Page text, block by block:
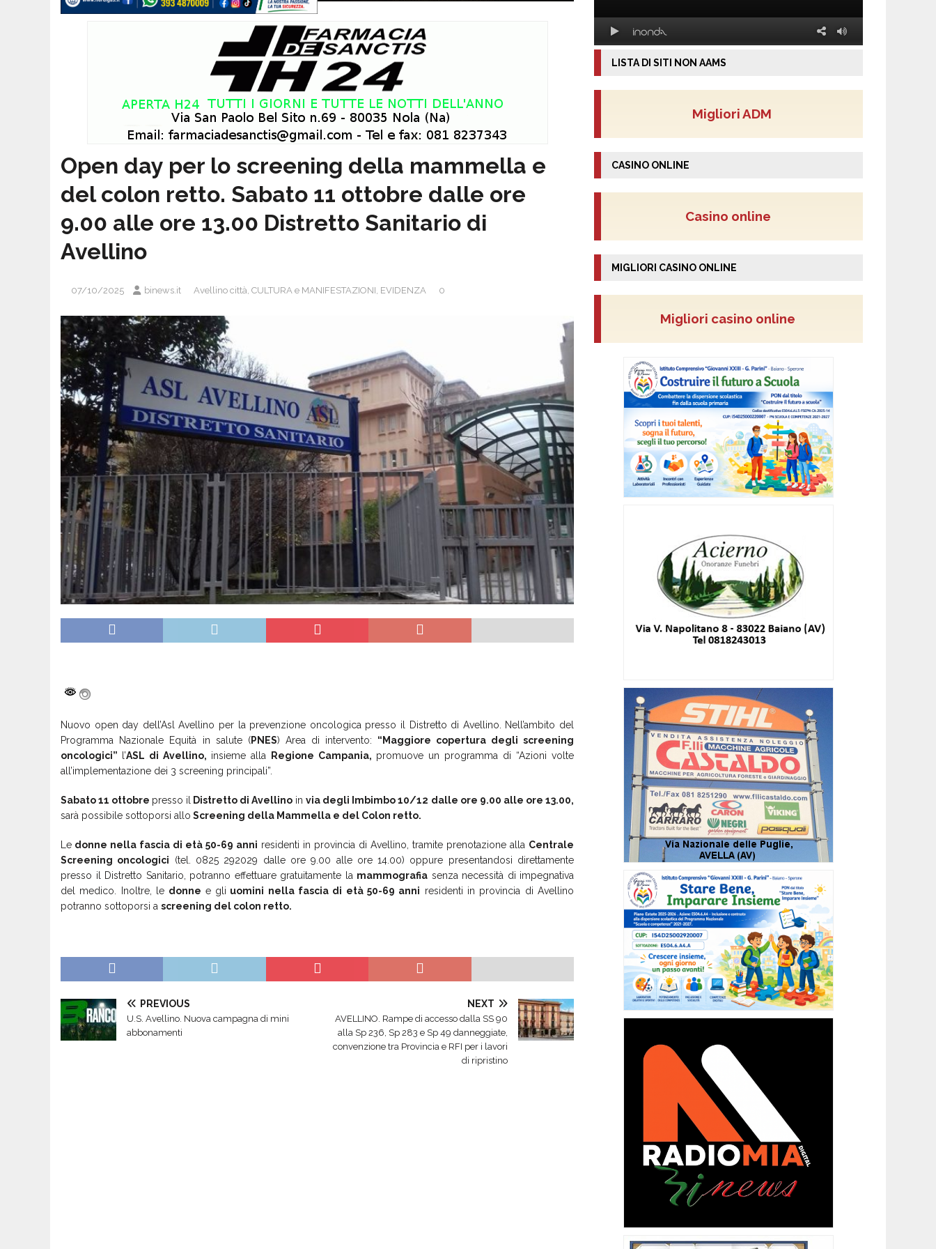
Open day per lo screening della mammella e
del colon retto. Sabato 11 ottobre dalle ore
9.00 alle ore 13.00 Distretto Sanitario di
Avellino
07/10/2025 binews.it Avellino città, CULTURA e MANIFESTAZIONI, EVIDENZA 0
Nuovo open day dell’Asl Avellino per la prevenzione oncologica presso il Distretto di Avellino. Nell’ambito del
Programma Nazionale Equità in salute (PNES) Area di intervento: “Maggiore copertura degli screening
oncologici”
l’ASL di Avellino, insieme alla Regione Campania, promuove un programma di “Azioni volte
all’implementazione dei 3 screening principali”.
Sabato 11 ottobre presso il Distretto di Avellino invia degli Imbimbo 10/12 dalle ore 9.00 alle ore 13.00,
sarà possibile sottoporsi allo Screening della Mammella e del Colon retto.
Le donne nella fascia di età 50-69 anni residenti in provincia di Avellino, tramite prenotazione alla Centrale
Screening oncologici (tel. 0825 292029 dalle ore 9.00 alle ore 14.00) oppure presentandosi direttamente
presso il Distretto Sanitario, potranno effettuare gratuitamente la mammografia senza necessità di impegnativa
del medico. Inoltre, le donne e gli uomini nella fascia di età 50-69 anni residenti in provincia di Avellino
potranno sottoporsi a screening del colon retto.
PREVIOUS
U.S. Avellino. Nuova campagna di mini
abbonamenti
NEXT
AVELLINO. Rampe di accesso dalla SS 90
alla Sp 236, Sp 283 e Sp 49 danneggiate,
convenzione tra Provincia e RFI per i lavori
di ripristino
LISTA DI SITI NON AAMS
Migliori ADM
CASINO ONLINE
Casino online
MIGLIORI CASINO ONLINE
Migliori casino online